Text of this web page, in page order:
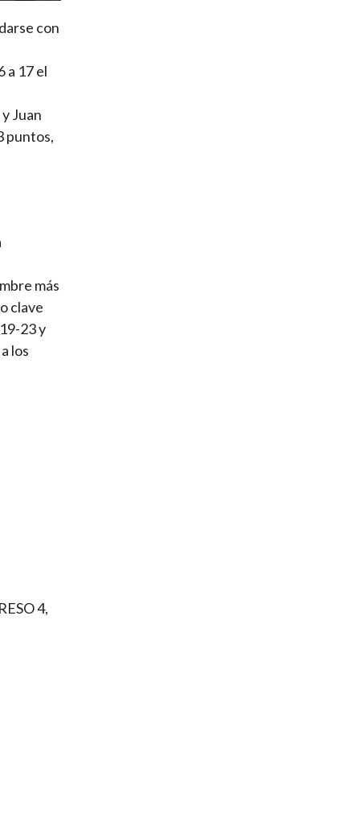
con
a 17 el
Juan
puntos,
más
clave
23 y
los
4,